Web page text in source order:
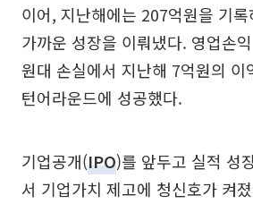
이어, 지난해에는 207억원을 기
가까운 성장을 이뤄냈다. 영업손
원대 손실에서 지난해 7억원의 이
턴어라운드에 성공했다.
기업공개(IPO)를 앞두고 실적 성
서 기업가치 제고에 청신호가 켜